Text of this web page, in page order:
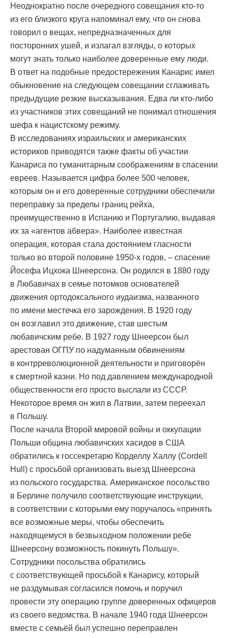
Неоднократно после очередного совещания кто-то
из его близкого круга напоминал ему, что он снова
говорил о вещах, непредназначенных для
посторонних ушей, и излагал взгляды, о которых
могут знать только наиболее доверенные ему люди.
В ответ на подобные предостережения Канарис имел
обыкновение на следующем совещании сглаживать
предыдущие резкие высказывания. Едва ли кто-либо
из участников этих совещаний не понимал отношения
шефа к нацистскому режиму.
В исследованиях израильских и американских
историков приводятся также факты об участии
Канариса по гуманитарным соображениям в спасении
евреев. Называется цифра более 500 человек,
которым он и его доверенные сотрудники обеспечили
переправку за пределы границ рейха,
преимущественно в Испанию и Португалию, выдавая
их за «агентов абвера». Наиболее известная
операция, которая стала достоянием гласности
только во второй половине 1950-х годов, – спасение
Йосефа Ицхока Шнеерсона. Он родился в 1880 году
в Любавичах в семье потомков основателей
движения ортодоксального иудаизма, названного
по имени местечка его зарождения. В 1920 году
он возглавил это движение, став шестым
любавичским ребе. В 1927 году Шнеерсон был
арестован ОГПУ по надуманным обвинениям
в контрреволюционной деятельности и приговорён
к смертной казни. Но под давлением международной
общественности его просто выслали из СССР.
Некоторое время он жил в Латвии, затем переехал
в Польшу.
После начала Второй мировой войны и оккупации
Польши община любавичских хасидов в США
обратились к госсекретарю Корделлу Халлу (Cordell
Hull) с просьбой организовать выезд Шнеерсона
из польского государства. Американское посольство
в Берлине получило соответствующие инструкции,
в соответствии с которыми ему поручалось «принять
все возможные меры, чтобы обеспечить
находящемуся в безвыходном положении ребе
Шнеерсону возможность покинуть Польшу».
Сотрудники посольства обратились
с соответствующей просьбой к Канарису, который
не раздумывая согласился помочь и поручил
провести эту операцию группе доверенных офицеров
из своего ведомства. В начале 1940 года Шнеерсон
вместе с семьёй был успешно переправлен